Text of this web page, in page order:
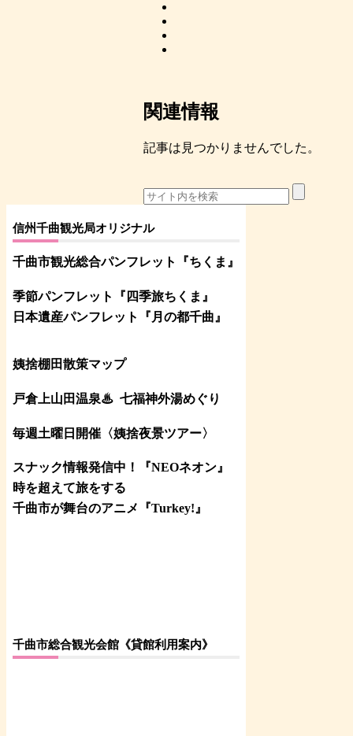
関連情報
記事は見つかりませんでした。
信州千曲観光局オリジナル
千曲市観光総合パンフレット 『ちくま 』
季節パンフレット『四季旅ちくま』
日本遺産パンフレット
『月の都千曲 』
姨捨棚田散策マップ
戸倉上山田温泉♨ 七福神外湯めぐり
毎週土曜日開催〈姨捨夜景ツアー〉
スナック情報発信中！『NEOネオン』
時を超えて旅をする
千曲市が舞台のアニメ『Turkey!』
千曲市総合観光会館《貸館利用案内》